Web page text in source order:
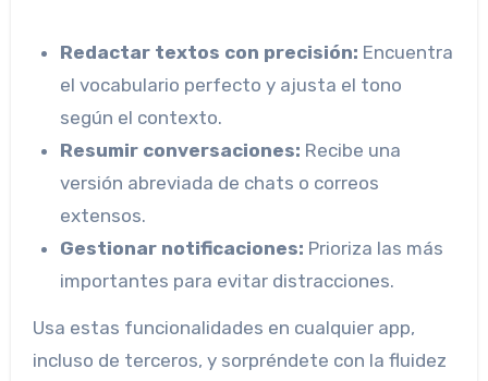
Redactar textos con precisión: Encuentra
el vocabulario perfecto y ajusta el tono
según el contexto.
Resumir conversaciones: Recibe una
versión abreviada de chats o correos
extensos.
Gestionar notificaciones: Prioriza las más
importantes para evitar distracciones.
Usa estas funcionalidades en cualquier app,
incluso de terceros, y sorpréndete con la fluidez